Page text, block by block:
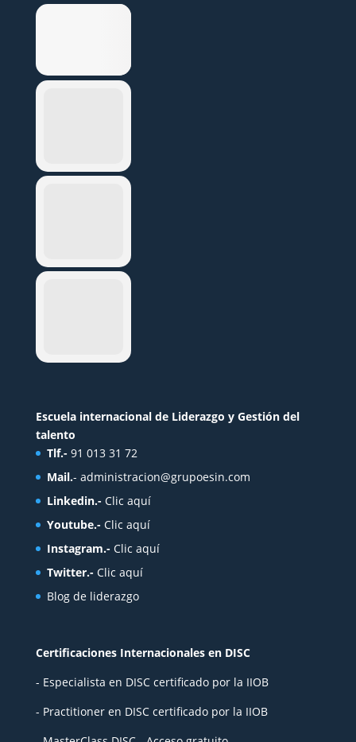
Escuela internacional de Liderazgo y Gestión del
talento
Tlf.- 91 013 31 72
Mail.- administracion@grupoesin.com
Linkedin.- Clic aquí
Youtube.- Clic aquí
Instagram.- Clic aquí
Twitter.- Clic aquí
Blog de liderazgo
Certificaciones Internacionales en DISC
- Especialista en DISC certificado por la IIOB
- Practitioner en DISC certificado por la IIOB